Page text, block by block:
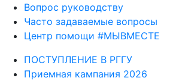
Вопрос руководству
Часто задаваемые вопросы
Центр помощи #МЫВМЕСТЕ
ПОСТУПЛЕНИЕ В РГГУ
Приемная кампания 2026